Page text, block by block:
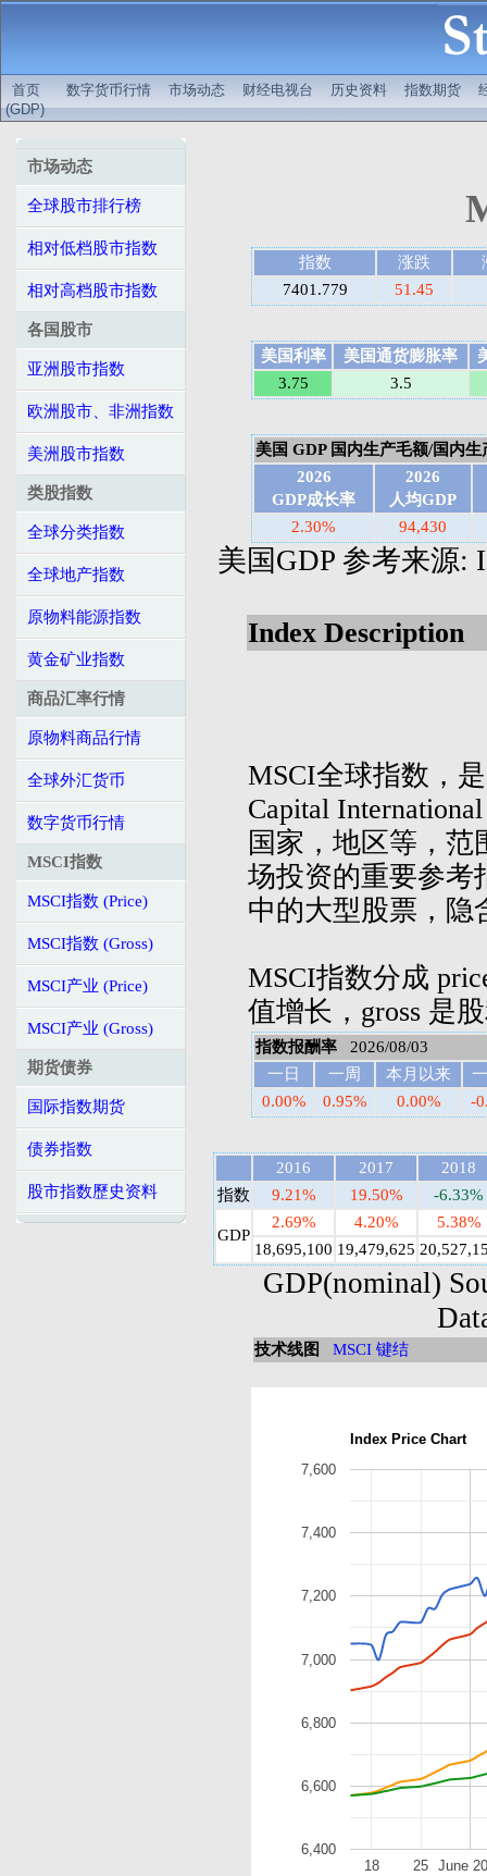
首页 数字货币行情 市场动态 财经电视台 历史资料 指数期货
(GDP)
市场动态
全球股市排行榜
相对低档股市指数
相对高档股市指数
各国股市
亚洲股市指数
欧洲股市、非洲指数
美洲股市指数
类股指数
全球分类指数
全球地产指数
原物料能源指数
黄金矿业指数
商品汇率行情
原物料商品行情
全球外汇货币
数字货币行情
MSCI指数
MSCI指数 (Price)
MSCI指数 (Gross)
MSCI产业 (Price)
MSCI产业 (Gross)
期货债券
国际指数期货
债券指数
股市指数歷史资料
指数 涨跌
7401.779
51.45
美国利率 美国通货膨胀率
3.75
3.5
美国 GDP 国内生产毛额/国内
2026
GDP成长率
2026
人均GDP
2.30%
94,430
美国GDP 参考来源:
Index Description
MSCI全球指数，
Capital
国家，地区等，
场投资的重要参考
中的大型股票，隐
MSCI指数分成
值增长，gross 是
指数报酬率 2026/08/03
一日
一周 本月以来
0.00%
0.95% 0.00% -
2016 2017
2018
指数
9.21% 19.50% -6.33%
GDP
2.69% 4.20%
5.38%
18,695,100 19,479,625
GDP(nominal)
技术线图 MSCI 键结
Index Price Chart
June
18 25
6,400
6,600
6,800
7,000
7,200
7,400
7,600